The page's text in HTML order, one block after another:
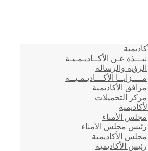
نبـــذة عـن الأكــاديـمـيـة
الرؤية والرسالة
مــــزايــا الأكـــاديـمـيــة
مرافق الأكاديمية
مركز التحميلات
مجلس الأمناء
رئيس مجلس الأمناء
مجلس الأكاديمية
رئيس الأكاديمية